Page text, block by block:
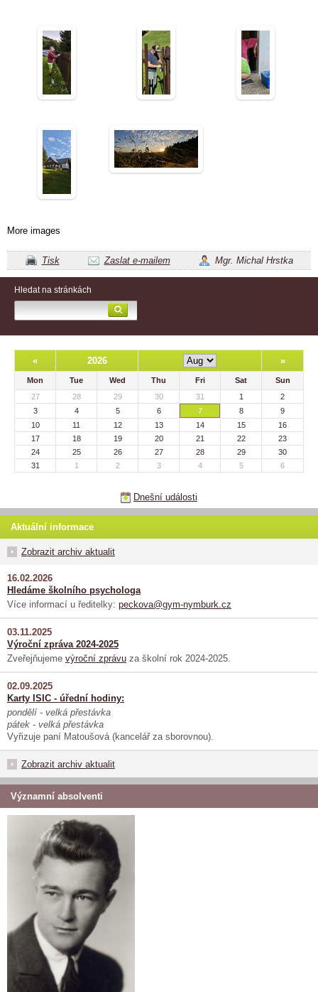
More images
Tisk Zaslat e-mailem Mgr. Michal Hrstka
Hledat na stránkách
« 2026 »
Mon Tue Wed Thu Fri Sat
Sun
27
28 29 30 31 1
2
3
4 5 6 7 8
9
10
11 12 13 14 15
16
17
18 19 20 21 22
23
24
25 26 27 28 29
30
31
1 2 3 4 5 6
Dnešní události
Aktuální informace
Zobrazit archiv aktualit
16.02.2026
Hledáme školního psychologa
Více informací u ředitelky: peckova@gym-nymburk.cz
03.11.2025
Výroční zpráva 2024-2025
Zveřejňujeme výroční zprávu za školní rok 2024-2025.
02.09.2025
Karty ISIC - úřední hodiny:
pondělí - velká přestávka
pátek - velká přestávka
Vyřizuje paní Matoušová (kancelář za sborovnou).
Zobrazit archiv aktualit
Významní absolventi